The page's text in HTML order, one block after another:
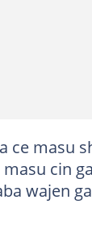
ce masu
cin
wajen